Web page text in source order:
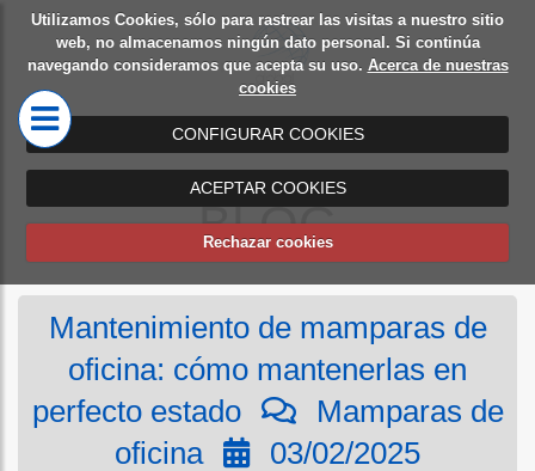
Utilizamos Cookies, sólo para rastrear las visitas a nuestro sitio
web, no almacenamos ningún dato personal. Si continúa
navegando consideramos que acepta su uso. Acerca de nuestras
cookies
CONFIGURAR COOKIES
ACEPTAR COOKIES
Rechazar cookies
Diseño
de
oficinas
Mamparas
de oficina
BLOG
Mantenimiento de mamparas de
oficina: cómo mantenerlas en
perfecto estado
Mamparas de
oficina
03/02/2025